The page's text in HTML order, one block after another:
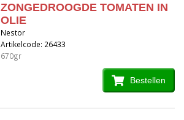
ZONGEDROOGDE TOMATEN IN
OLIE
Nestor
Artikelcode: 26433
670gr
Bestellen